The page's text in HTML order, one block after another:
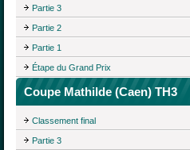
Partie 3
Partie 2
Partie 1
Étape du Grand Prix
Coupe Mathilde (Caen) TH3
Classement final
Partie 3